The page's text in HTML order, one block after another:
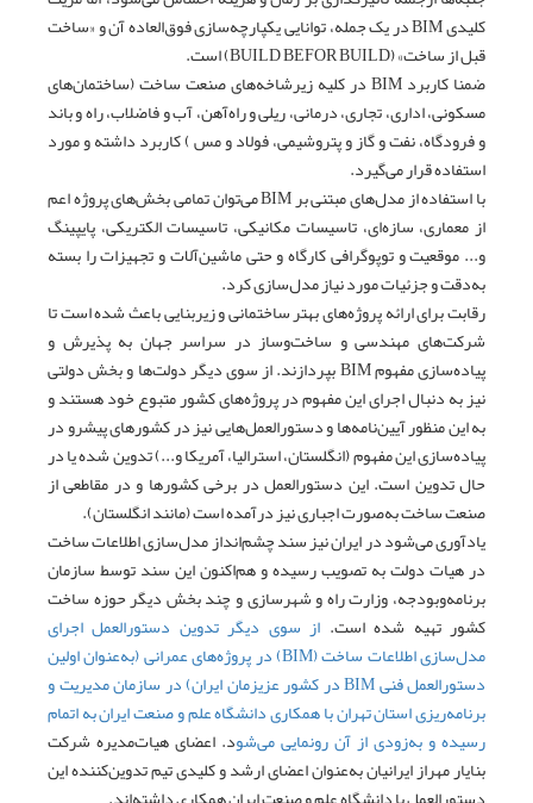
کلیدی BIM در یک جمله، توانایی یکپارچه‌سازی فوق‌العاده آن و «ساخت
قبل از ساخت» (BUILD BEFOR BUILD) است.
ضمنا کاربرد BIM در کلیه زیرشاخه‌های صنعت ساخت (ساختمان‌های
مسکونی، اداری، تجاری، درمانی، ریلی و راه‌آهن، آب و فاضلاب، راه و باند
و فرودگاه، نفت و گاز و پتروشیمی، فولاد و مس ) کاربرد داشته و مورد
استفاده قرار می‌گیرد.
با استفاده از مدل‌های مبتنی بر BIM می‌توان تمامی‌ بخش‌های پروژه اعم
از معماری، سازه‌ای، تاسیسات مکانیکی، تاسیسات الکتریکی، پایپینگ
و... موقعیت و توپوگرافی کارگاه و حتی ماشین‌آلات و تجهیزات را بسته
به‌دقت و جزئیات مورد نیاز مدل‌سازی کرد.
رقابت برای ارائه پروژه‌های بهتر ساختمانی و زیربنایی باعث شده است تا
شرکت‌های مهندسی و ساخت‌وساز در سراسر جهان به پذیرش و
پیاده‌سازی مفهوم BIM بپردازند. از سوی دیگر دولت‌ها و بخش دولتی
نیز به دنبال اجرای این مفهوم در پروژه‌های کشور متبوع خود هستند و
به این منظور آیین‌نامه‌ها و دستورالعمل‌هایی نیز در کشورهای پیشرو در
پیاده‌سازی این مفهوم (انگلستان، استرالیا، آمریکا و...) تدوین شده یا در
حال تدوین است. این دستورالعمل در برخی کشورها و در مقاطعی از
صنعت ساخت به‌صورت اجباری نیز درآمده‌ است (مانند انگلستان).
یادآوری می‌شود در ایران نیز سند چشم‌انداز مدل‌سازی اطلاعات ساخت
در هیات دولت به تصویب رسیده و هم‌اکنون این سند توسط سازمان
برنامه‌وبودجه، وزارت راه و شهرسازی و چند بخش دیگر حوزه ساخت
کشور تهیه شده است. از سوی دیگر تدوین دستورالعمل اجرای
مدل‌سازی اطلاعات ساخت (BIM) در پروژه‌های عمرانی (به‌عنوان اولین
دستورالعمل فنی BIM در کشور عزیزمان ایران) در سازمان مدیریت و
برنامه‌ریزی استان تهران با همکاری دانشگاه علم و صنعت ایران به اتمام
رسیده و به‌زودی از آن رونمایی می‌شود. اعضای هیات‌مدیره شرکت
بنایار مهراز ایرانیان به‌عنوان اعضای ارشد و کلیدی تیم تدوین‌کننده این